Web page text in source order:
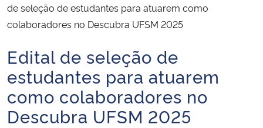
Ministério da Economia
Ministério da Infraestrutura
Ministério da Agricultura, Pecuária e Abastecimento
Ministério da Educação
de seleção de estudantes para atuarem como
colaboradores no Descubra UFSM 2025
Início do conteúdo
Edital de seleção de
estudantes para atuarem
como colaboradores no
Descubra UFSM 2025